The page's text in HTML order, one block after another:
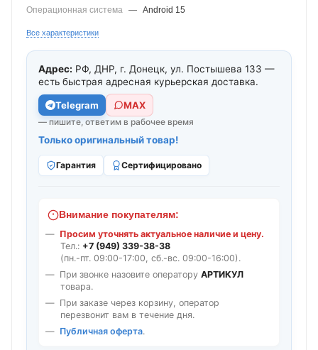
Операционная система — Android 15
Все характеристики
Адрес: РФ, ДНР, г. Донецк, ул. Постышева 133 —
есть быстрая адресная курьерская доставка.
Telegram МАХ
— пишите, ответим в рабочее время
Только оригинальный товар!
Гарантия Сертифицировано
Внимание покупателям:
Просим уточнять актуальное наличие и цену.
Тел.: +7 (949) 339-38-38
(пн.-пт. 09:00-17:00, сб.-вс. 09:00-16:00).
При звонке назовите оператору АРТИКУЛ
товара.
При заказе через корзину, оператор
перезвонит вам в течение дня.
Публичная оферта.